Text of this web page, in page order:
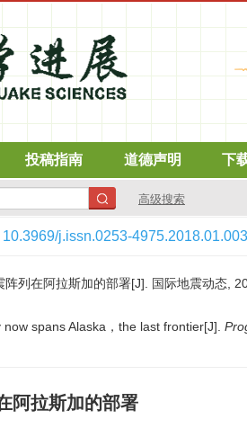
投稿指南 道德声明 下
高级搜索
10.3969/j.issn.0253-4975.2018.01.003
列在阿拉斯加的部署[J]. 国际地震动态,
spans Alaska，the last frontier[J].
阿拉斯加的部署